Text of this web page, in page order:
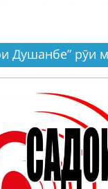
Душанбе” рӯи